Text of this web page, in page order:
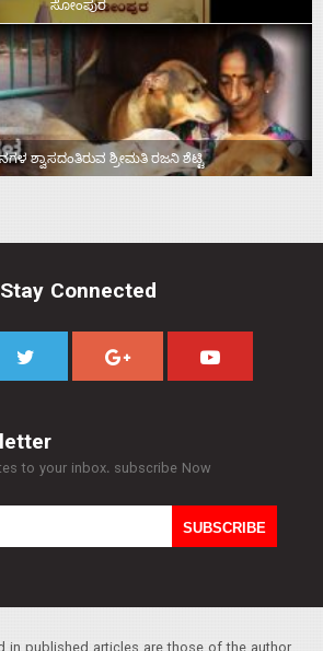
ಸೋಂಪುರ
ಶ್ವಾಸದಂತಿರುವ ಶ್ರೀಮತಿ ರಜನಿ ಶೆಟ್ಟಿ
Stay Connected
to your inbox. subscribe Now